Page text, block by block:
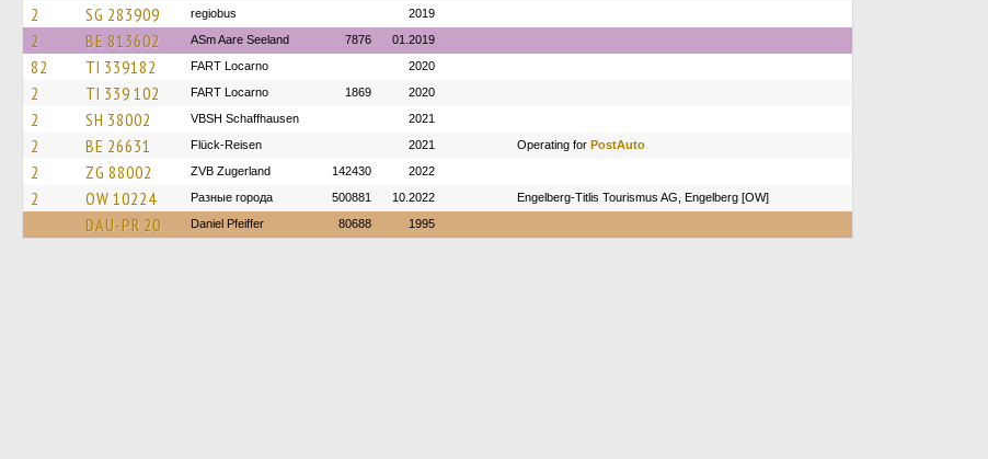
2 SG 283909 regiobus 2019
2 BE 813602 ASm Aare Seeland 7876 01.2019
82 TI 339182 FART Locarno 2020
2 TI 339 102 FART Locarno 1869 2020
2 SH 38002 VBSH Schaffhausen 2021
2 BE 26631 Flück-Reisen 2021 Operating for PostAuto
2 ZG 88002 ZVB Zugerland 142430 2022
2 OW 10224 Разные города 500881 10.2022 Engelberg-Titlis Tourismus AG, Engelberg [OW]
DAU-PR 20 Daniel Pfeiffer 80688 1995